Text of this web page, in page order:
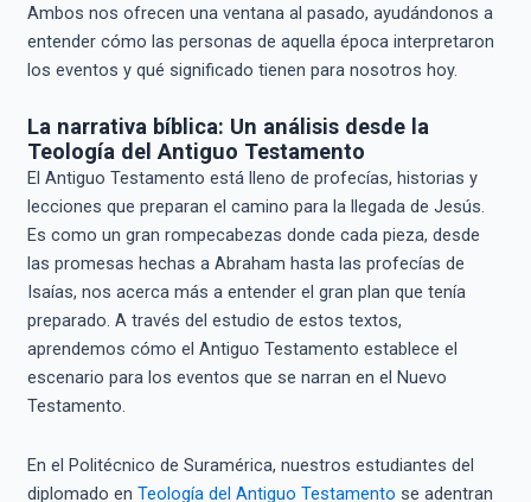
Ambos nos ofrecen una ventana al pasado, ayudándonos a
entender cómo las personas de aquella época interpretaron
los eventos y qué significado tienen para nosotros hoy.
La narrativa bíblica: Un análisis desde la
Teología del Antiguo Testamento
El Antiguo Testamento está lleno de profecías, historias y
lecciones que preparan el camino para la llegada de Jesús.
Es como un gran rompecabezas donde cada pieza, desde
las promesas hechas a Abraham hasta las profecías de
Isaías, nos acerca más a entender el gran plan que tenía
preparado. A través del estudio de estos textos,
aprendemos cómo el Antiguo Testamento establece el
escenario para los eventos que se narran en el Nuevo
Testamento.
En el Politécnico de Suramérica, nuestros estudiantes del
diplomado en Teología del Antiguo Testamento se adentran